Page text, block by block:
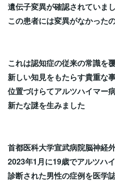
遺伝子変異が確認されていま
この患者には変異がなかった
これは認知症の従来の常識を
新しい知見をもたらす貴重な
位置づけらてアルツハイマー
新たな謎を生みました
首都医科大学宣武病院脳神経
2023年1月に19歳でアルツハ
診断された男性の症例を医学